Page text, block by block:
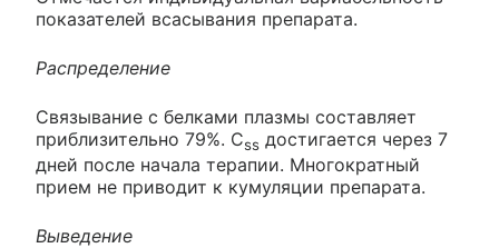
показателей всасывания препарата.
Распределение
Связывание с белками плазмы составляет
приблизительно 79%. Css достигается через 7
дней после начала терапии. Многократный
прием не приводит к кумуляции препарата.
Выведение